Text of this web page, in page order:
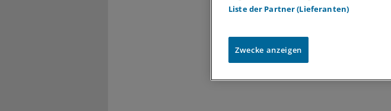
Liste der Partner (Lieferanten)
Zwecke anzeigen